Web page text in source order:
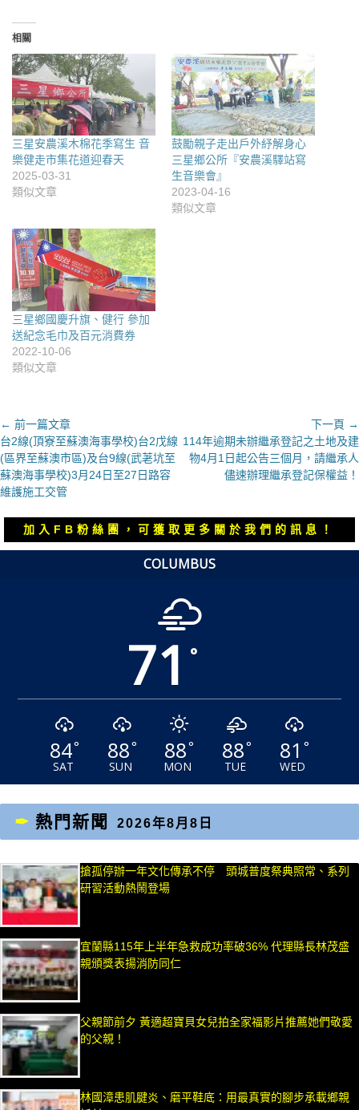
相關
三星安農溪木棉花季寫生 音
樂健走市集花道迎春天
2025-03-31
類似文章
鼓勵親子走出戶外紓解身心
三星鄉公所『安農溪驛站寫
生音樂會』
2023-04-16
類似文章
三星鄉國慶升旗、健行 參加
送紀念毛巾及百元消費券
2022-10-06
類似文章
文
章
導
覽
← 前一篇文章
上
一
篇
文
台2線(頂寮至蘇澳海事學校)台2戊線
(區界至蘇澳市區)及台9線(武荖坑至
蘇澳海事學校)3月24日至27日路容
維護施工交管
下一頁 →
下
一
114年逾期未辦繼承登記之土地及建
物4月1日起公告三個月，請繼承人
儘速辦理繼承登記保權益！
加入FB粉絲團，可獲取更多關於我們的訊息！
COLUMBUS
71 °
84°
SAT
88°
SUN
88°
MON
88°
TUE
81 °
WED
熱門新聞 2026年8月8日
搶孤停辦一年文化傳承不停 頭城普度祭典照常、系列
研習活動熱鬧登場
宜蘭縣115年上半年急救成功率破36% 代理縣長林茂盛
親頒獎表揚消防同仁
父親節前夕 黃適超寶貝女兒拍全家福影片推薦她們敬愛
的父親！
林國漳患肌腱炎、磨平鞋底：用最真實的腳步承載鄉親